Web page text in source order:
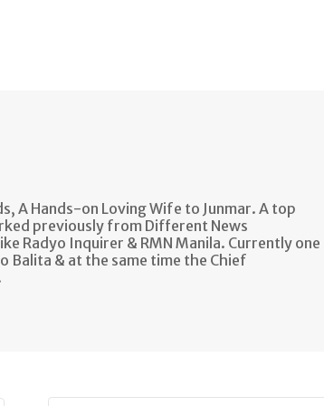
A Hands-on Loving Wife to Junmar. A top
previously from Different News
Radyo Inquirer & RMN Manila. Currently one
Balita & at the same time the Chief